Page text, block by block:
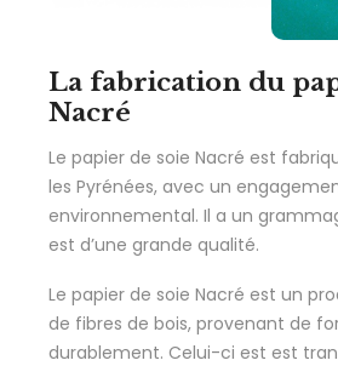
La fabrication du
Nacré
Le papier de soie Nacré est
les Pyrénées, avec un
environnemental. Il a un
est d’une grande qualité.
Le papier de soie Nacré est un
de fibres de bois, provenant de
durablement. Celui-ci est est